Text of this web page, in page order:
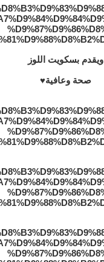
ويقدم بسكويت اللوز
صحة وعافية♥️